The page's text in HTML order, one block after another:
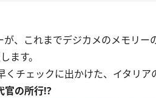
、これまでデジカメのメモリ
ます。
チェックに出かけた、イタリア
官の所行!?